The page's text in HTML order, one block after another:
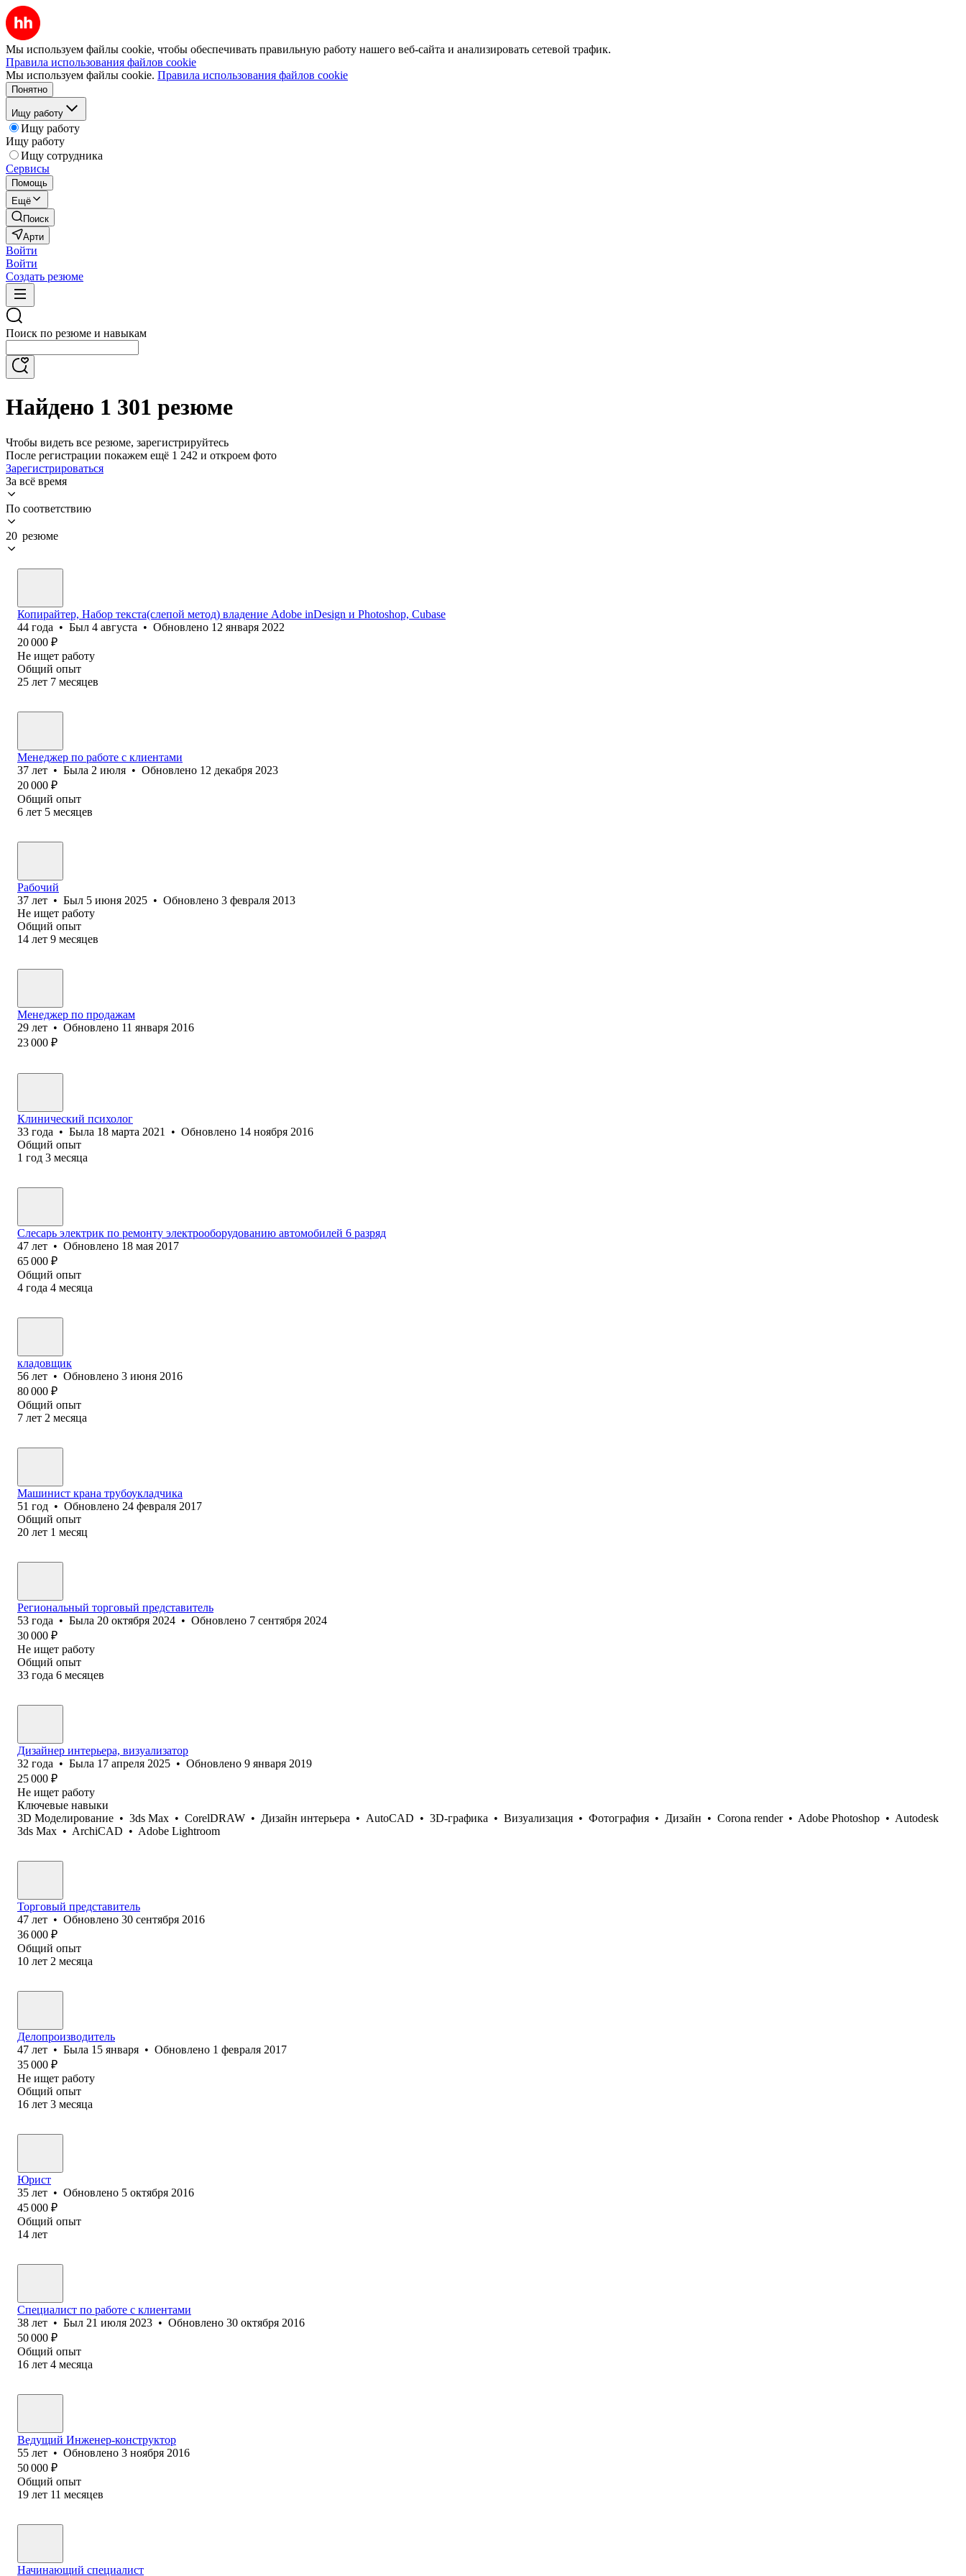
Мы используем файлы cookie, чтобы обеспечивать правильную работу нашего веб-сайта и анализировать сетевой трафик.
Правила использования файлов cookie
Мы используем файлы cookie. Правила использования файлов cookie
Понятно
Ищу работу
Ищу работу
Ищу работу
Ищу сотрудника
Сервисы
Помощь
Ещё
Поиск
Арти
Войти
Войти
Создать резюме
Поиск по резюме и навыкам
Найдено 1 301 резюме
Чтобы видеть все резюме, зарегистрируйтесь
После регистрации покажем ещё 1 242 и откроем фото
Зарегистрироваться
За всё время
По соответствию
20 резюме
Копирайтер, Набор текста(слепой метод) владение Adobe inDesign и Photoshop, Cubase
44 года • Был 4 августа • Обновлено 12 января 2022
20 000 ₽
Не ищет работу
Общий опыт
25 лет 7 месяцев
Менеджер по работе с клиентами
37 лет • Была 2 июля • Обновлено 12 декабря 2023
20 000 ₽
Общий опыт
6 лет 5 месяцев
Рабочий
37 лет • Был 5 июня 2025 • Обновлено 3 февраля 2013
Не ищет работу
Общий опыт
14 лет 9 месяцев
Менеджер по продажам
29 лет • Обновлено 11 января 2016
23 000 ₽
Клинический психолог
33 года • Была 18 марта 2021 • Обновлено 14 ноября 2016
Общий опыт
1 год 3 месяца
Слесарь электрик по ремонту электрооборудованию автомобилей 6 разряд
47 лет • Обновлено 18 мая 2017
65 000 ₽
Общий опыт
4 года 4 месяца
кладовщик
56 лет • Обновлено 3 июня 2016
80 000 ₽
Общий опыт
7 лет 2 месяца
Машинист крана трубоукладчика
51 год • Обновлено 24 февраля 2017
Общий опыт
20 лет 1 месяц
Региональный торговый представитель
53 года • Была 20 октября 2024 • Обновлено 7 сентября 2024
30 000 ₽
Не ищет работу
Общий опыт
33 года 6 месяцев
Дизайнер интерьера, визуализатор
32 года • Была 17 апреля 2025 • Обновлено 9 января 2019
25 000 ₽
Не ищет работу
Ключевые навыки
3D Моделирование • 3ds Max • CorelDRAW • Дизайн интерьера • AutoCAD • 3D-графика • Визуализация • Фотография • Дизайн • Corona render • Adobe Photoshop • Autodesk
3ds Max • ArchiCAD • Adobe Lightroom
Торговый представитель
47 лет • Обновлено 30 сентября 2016
36 000 ₽
Общий опыт
10 лет 2 месяца
Делопроизводитель
47 лет • Была 15 января • Обновлено 1 февраля 2017
35 000 ₽
Не ищет работу
Общий опыт
16 лет 3 месяца
Юрист
35 лет • Обновлено 5 октября 2016
45 000 ₽
Общий опыт
14 лет
Специалист по работе с клиентами
38 лет • Был 21 июля 2023 • Обновлено 30 октября 2016
50 000 ₽
Общий опыт
16 лет 4 месяца
Ведущий Инженер-конструктор
55 лет • Обновлено 3 ноября 2016
50 000 ₽
Общий опыт
19 лет 11 месяцев
Начинающий специалист